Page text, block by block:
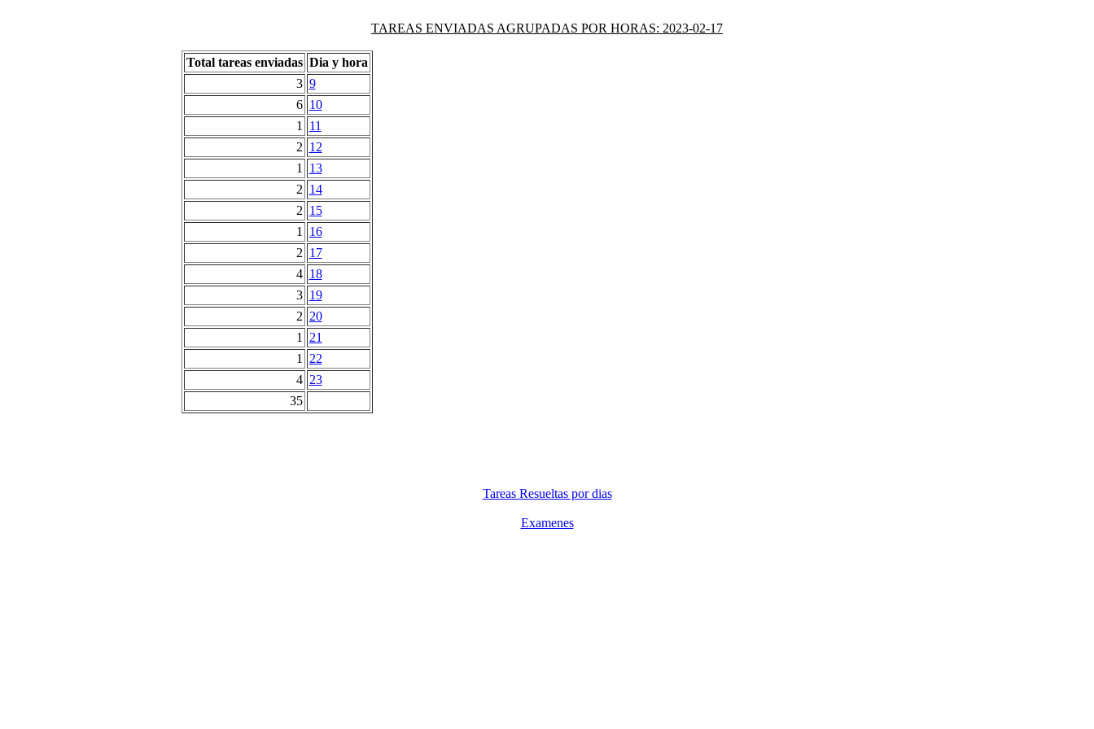
TAREAS ENVIADAS AGRUPADAS POR HORAS: 2023-02-17
Total tareas enviadas Dia y hora
3 9
6 10
1
11
2 12
1
13
2 14
2 15
1
16
2 17
4 18
3 19
2 20
1
21
1
22
4 23
35
Tareas Resueltas por dias
Examenes